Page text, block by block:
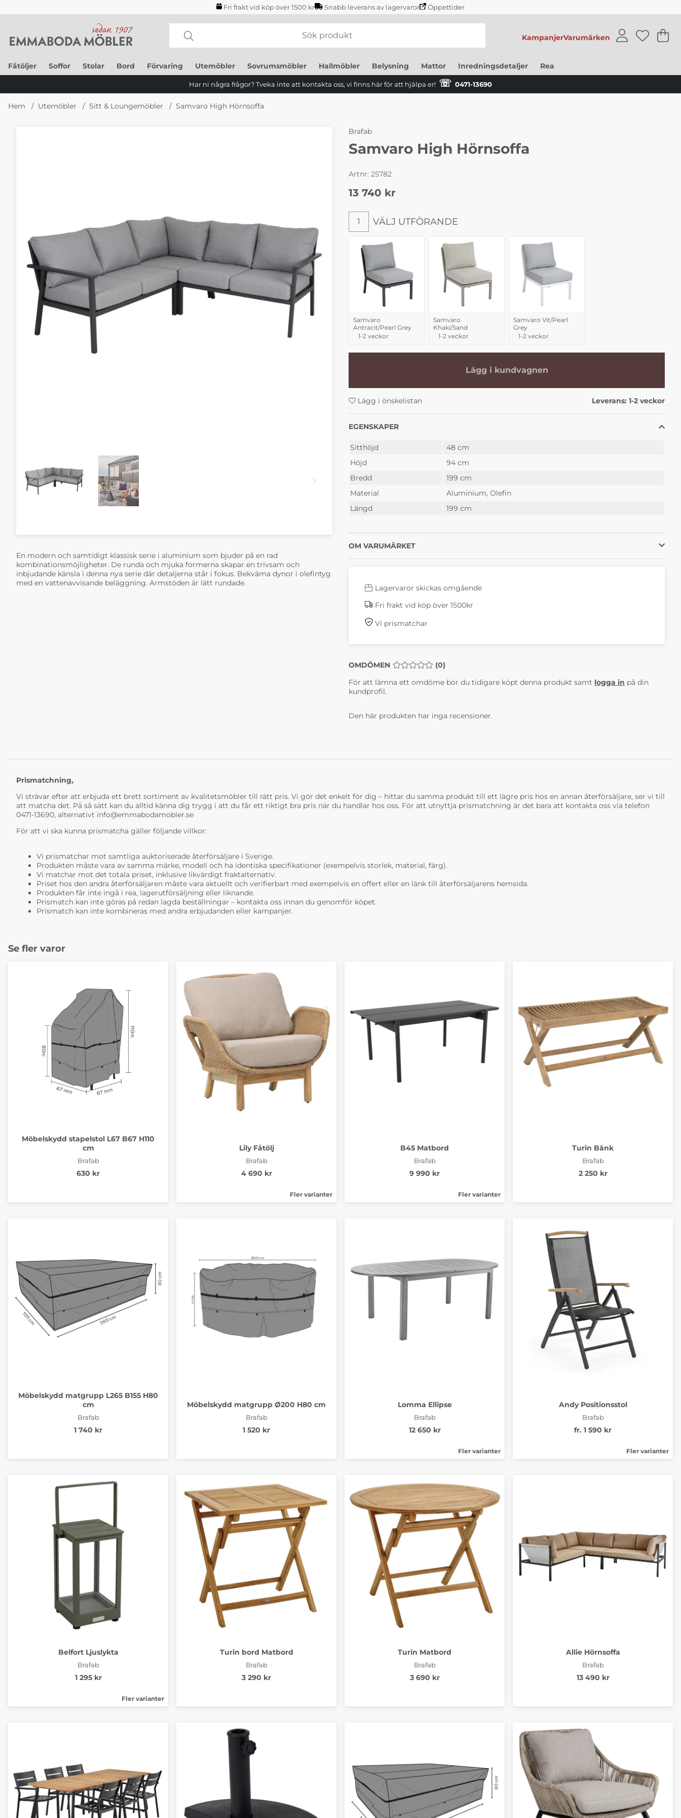
Fri frakt vid köp över 1500 kr Snabb leverans av lagervaror Öppettider
KampanjerVarumärken .
Fåtöljer Soffor Stolar Bord Förvaring Utemöbler Sovrumsmöbler Hallmöbler Belysning Mattor Inredningsdetaljer Rea
Har ni några frågor? Tveka inte att kontakta oss, vi finns här för att hjälpa er! ☏ 0471-13690
Hem Utemöbler Sitt & Loungemöbler Samvaro High Hörnsoffa
En modern och samtidigt klassisk serie i aluminium som bjuder på en rad
kombinationsmöjligheter. De runda och mjuka formerna skapar en trivsam och
inbjudande känsla i denna nya serie där detaljerna står i fokus. Bekväma dynor i olefintyg
med en vattenavvisande beläggning. Armstöden är lätt rundade.
Brafab
Samvaro High Hörnsoffa
Artnr: 25782
13 740 kr
Välj utförande
1 VÄLJ UTFÖRANDE
Samvaro
Antracit/Pearl Grey
1-2 veckor
Samvaro
Khaki/Sand
1-2 veckor
Samvaro Vit/Pearl
Grey
1-2 veckor
Lägg i kundvagnen
Lägg i önskelistan Leverans: 1-2 veckor
EGENSKAPER
Sitthöjd
48 cm
Höjd
94 cm
Bredd
199 cm
Material
Aluminium, Olefin
Längd
199 cm
OM VARUMÄRKET
Lagervaror skickas omgående
Fri frakt vid köp över 1500kr
Vi prismatchar
OMDÖMEN MEDELBETYG 0 AV 5 ANTAL BETYG 0
(0)
För att lämna ett omdöme bör du tidigare köpt denna produkt samt logga in på din
kundprofil.
Den här produkten har inga recensioner.
Prismatchning,
Vi strävar efter att erbjuda ett brett sortiment av kvalitetsmöbler till rätt pris. Vi gör det enkelt för dig – hittar du samma produkt till ett lägre pris hos en annan återförsäljare, ser vi till
att matcha det. På så sätt kan du alltid känna dig trygg i att du får ett riktigt bra pris när du handlar hos oss. För att utnyttja prismatchning är det bara att kontakta oss via telefon
0471-13690, alternativt info@emmabodamobler.se
För att vi ska kunna prismatcha gäller följande villkor:
Vi prismatchar mot samtliga auktoriserade återförsäljare i Sverige.
Produkten måste vara av samma märke, modell och ha identiska specifikationer (exempelvis storlek, material, färg).
Vi matchar mot det totala priset, inklusive likvärdigt fraktalternativ.
Priset hos den andra återförsäljaren måste vara aktuellt och verifierbart med exempelvis en offert eller en länk till återförsäljarens hemsida.
Produkten får inte ingå i rea, lagerutförsäljning eller liknande.
Prismatch kan inte göras på redan lagda beställningar – kontakta oss innan du genomför köpet.
Prismatch kan inte kombineras med andra erbjudanden eller kampanjer.
Se fler varor
Möbelskydd stapelstol L67 B67 H110
cm
Brafab
630 kr
Lily Fåtölj
Brafab
4 690 kr
Fler varianter
B45 Matbord
Brafab
9 990 kr
Fler varianter
Turin Bänk
Brafab
2 250 kr
Möbelskydd matgrupp L265 B155 H80
cm
Brafab
1 740 kr
Möbelskydd matgrupp Ø200 H80 cm
Brafab
1 520 kr
Lomma Ellipse
Brafab
12 650 kr
Fler varianter
Andy Positionsstol
Brafab
fr. 1 590 kr
Fler varianter
Belfort Ljuslykta
Brafab
1 295 kr
Fler varianter
Turin bord Matbord
Brafab
3 290 kr
Turin Matbord
Brafab
3 690 kr
Allie Hörnsoffa
Brafab
13 490 kr